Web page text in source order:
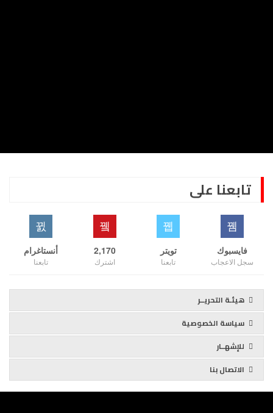
تابعنا على
فايسبوك
سجل الاعجاب
تويتر
تابعنا
2,170
اشترك
أنستاغرام
تابعنا
هيئـة التحريــر
سياسة الخصوصية
للإشهــار
الاتصال بنا